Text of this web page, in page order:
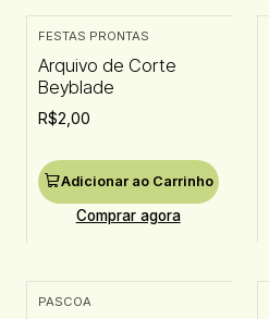
FESTAS PRONTAS
Arquivo de Corte
Beyblade
R$2,00
Adicionar ao Carrinho
Comprar agora
PASCOA